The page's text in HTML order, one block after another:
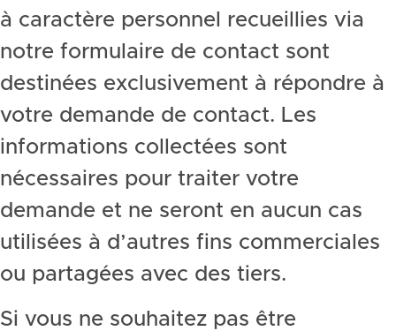
à caractère personnel recueillies via
notre formulaire de contact sont
destinées exclusivement à répondre à
votre demande de contact. Les
informations collectées sont
nécessaires pour traiter votre
demande et ne seront en aucun cas
utilisées à d’autres fins commerciales
ou partagées avec des tiers.
Si vous ne souhaitez pas être